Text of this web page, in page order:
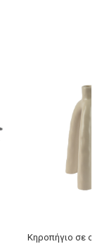
Κηροπήγιο σε